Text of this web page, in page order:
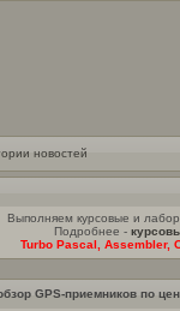
новостей
Выполняем курсовые и
Подробнее -
Turbo Pascal, Assembler,
GPS-приемников по